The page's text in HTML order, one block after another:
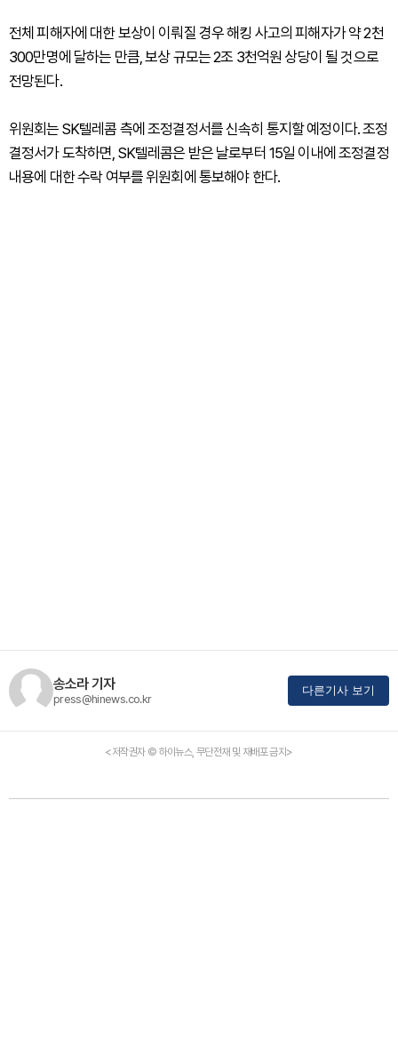
전체 피해자에 대한 보상이 이뤄질 경우 해킹 사고의 피해자가 약 2천
300만명에 달하는 만큼, 보상 규모는 2조 3천억원 상당이 될 것으로
전망된다.
위원회는 SK텔레콤 측에 조정결정서를 신속히 통지할 예정이다. 조정
결정서가 도착하면, SK텔레콤은 받은 날로부터 15일 이내에 조정결정
내용에 대한 수락 여부를 위원회에 통보해야 한다.
송소라 기자
press@hinews.co.kr
다른기사 보기
<저작권자 © 하이뉴스, 무단전재 및 재배포 금지>